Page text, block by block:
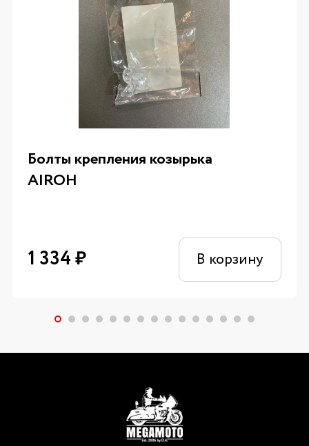
Болты крепления козырька
AIROH
1 334₽ В корзину